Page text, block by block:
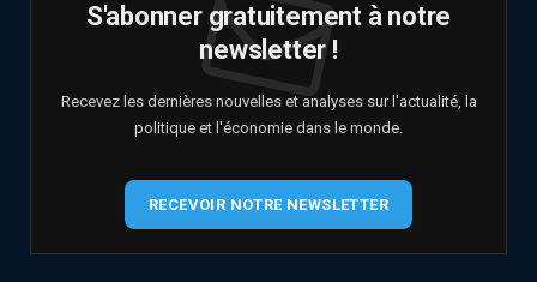
S'abonner gratuitement à notre
newsletter !
Recevez les dernières nouvelles et analyses sur l'actualité, la
politique et l'économie dans le monde.
RECEVOIR NOTRE NEWSLETTER